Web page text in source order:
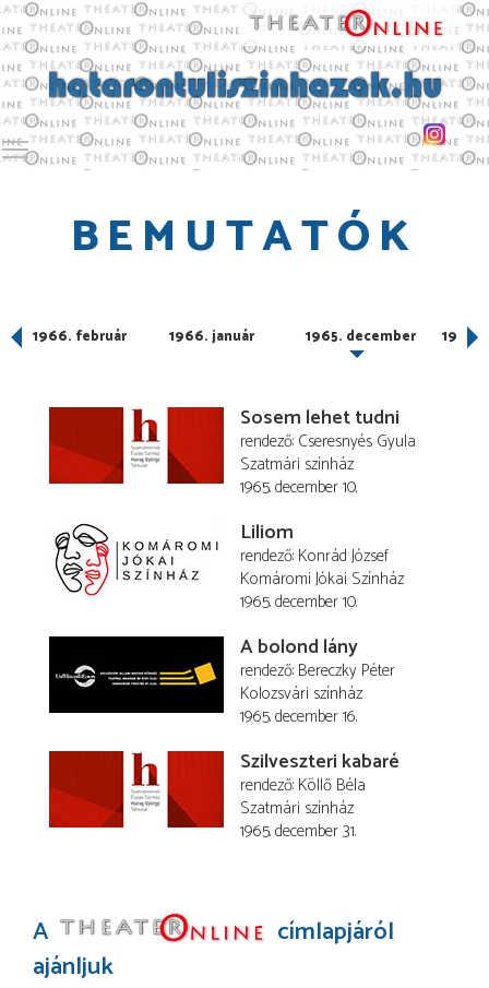
Toggle main menu visibility
BEMUTATÓK
1966. február 1966. január 1965. december 1965.
Sosem lehet tudni
rendező Cseresnyés Gyula
Szatmári színház
1965. december 10.
Liliom
rendező Konrád József
Komáromi Jókai Színház
1965. december 10.
A bolond lány
rendező Bereczky Péter
Kolozsvári színház
1965. december 16.
Szilveszteri kabaré
rendező Köllő Béla
Szatmári színház
1965. december 31.
A
címlapjáról
ajánljuk